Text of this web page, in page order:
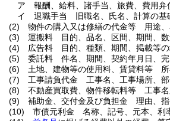
ア
報酬、給料、諸手当、旅費、費用
イ
退職手当 旧職名、氏名、計算の基
(2)
物件の購入又は修繕の代金等 用途
(3)
運搬料 目的、品名、区間、期間、
(4)
広告料 目的、種類、期間、掲載等
(5)
委託料 件名、期間、契約年月日、
(6)
土地、建物等の使用料、賃貸料等
(7)
工事請負代金 工事名、工事場所、
(8)
不動産買取費、物件移転料等 工事名
(9)
補助金、交付金及び負担金 理由、
(10)
市債元利金 名称、記号、元本、利